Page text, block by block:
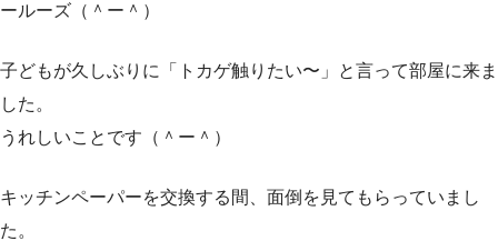
ールーズ（＾ー＾）
子どもが久しぶりに「トカゲ触りたい〜」と言って部屋に来ま
した。
うれしいことです（＾ー＾）
キッチンペーパーを交換する間、面倒を見てもらっていまし
た。